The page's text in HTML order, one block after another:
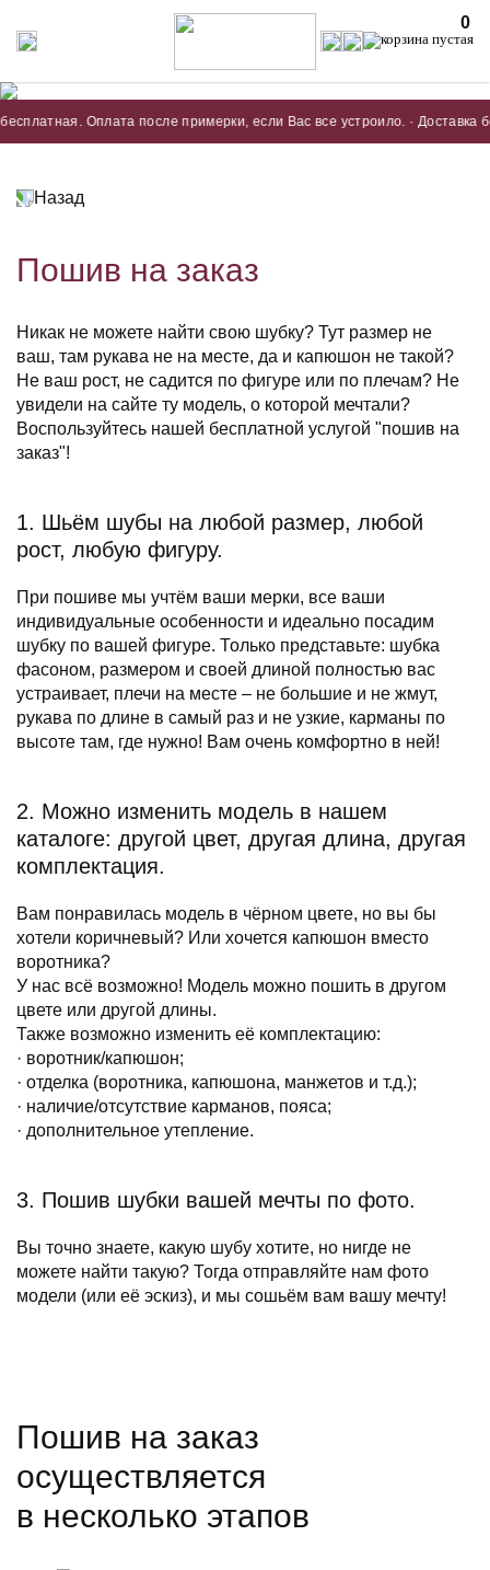
0
Оплата после примерки, если Вас все устроило. · Доставка
Назад
Пошив на заказ
Никак не можете найти свою шубку? Тут размер не
ваш, там рукава не на месте, да и капюшон не такой?
Не ваш рост, не садится по фигуре или по плечам? Не
увидели на сайте ту модель, о которой мечтали?
Воспользуйтесь нашей бесплатной услугой "пошив на
заказ"!
1. Шьём шубы на любой размер, любой
рост, любую фигуру.
При пошиве мы учтём ваши мерки, все ваши
индивидуальные особенности и идеально посадим
шубку по вашей фигуре. Только представьте: шубка
фасоном, размером и своей длиной полностью вас
устраивает, плечи на месте – не большие и не жмут,
рукава по длине в самый раз и не узкие, карманы по
высоте там, где нужно! Вам очень комфортно в ней!
2. Можно изменить модель в нашем
каталоге: другой цвет, другая длина, другая
комплектация.
Вам понравилась модель в чёрном цвете, но вы бы
хотели коричневый? Или хочется капюшон вместо
воротника?
У нас всё возможно! Модель можно пошить в другом
цвете или другой длины.
Также возможно изменить её комплектацию:
· воротник/капюшон;
· отделка (воротника, капюшона, манжетов и т.д.);
· наличие/отсутствие карманов, пояса;
· дополнительное утепление.
3. Пошив шубки вашей мечты по фото.
Вы точно знаете, какую шубу хотите, но нигде не
можете найти такую? Тогда отправляйте нам фото
модели (или её эскиз), и мы сошьём вам вашу мечту!
Пошив на заказ
осуществляется
в несколько этапов